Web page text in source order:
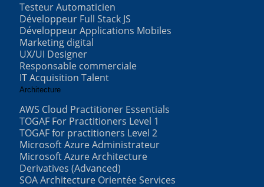
Testeur Automaticien
Développeur Full Stack JS
Développeur Applications Mobiles
Marketing digital
UX/UI Designer
Responsable commerciale
IT Acquisition Talent
Architecture
AWS Cloud Practitioner Essentials
TOGAF For Practitioners Level 1
TOGAF for practitioners Level 2
Microsoft Azure Administrateur
Microsoft Azure Architecture
Derivatives (Advanced)
SOA Architecture Orientée Services